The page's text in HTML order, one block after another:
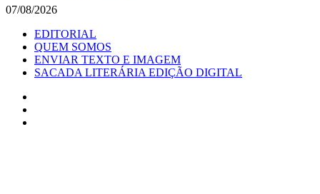
07/08/2026
EDITORIAL
QUEM SOMOS
ENVIAR TEXTO E IMAGEM
SACADA LITERÁRIA EDIÇÃO DIGITAL